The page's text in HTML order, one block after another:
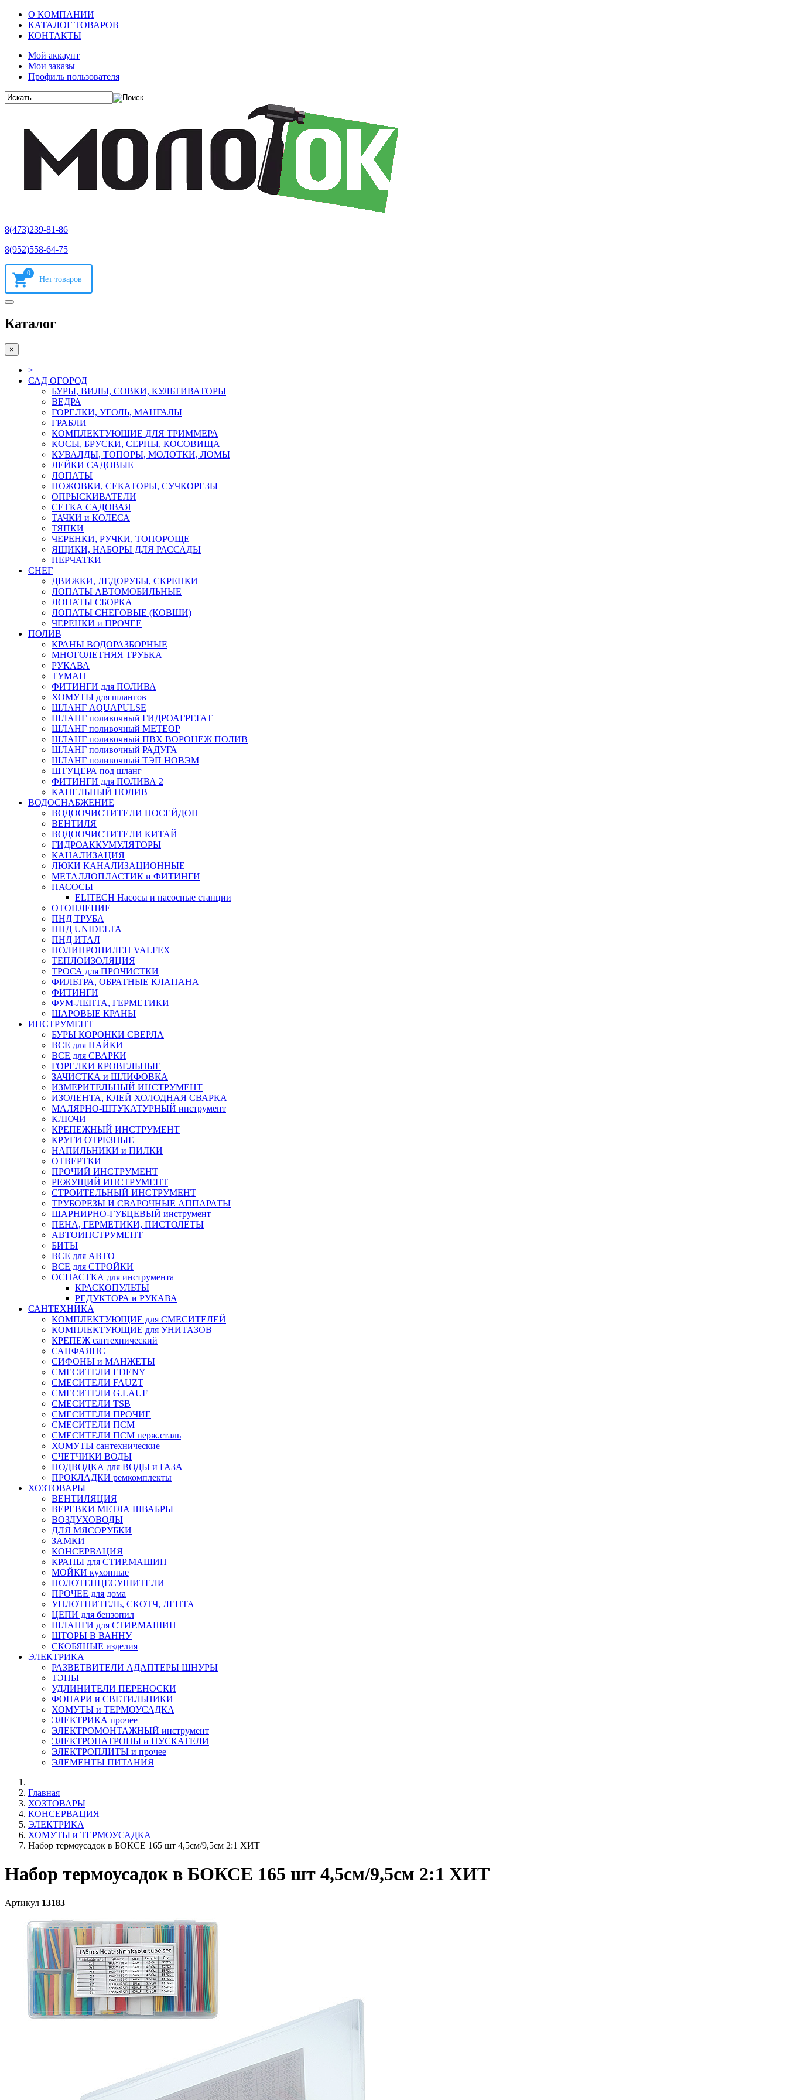
О КОМПАНИИ
КАТАЛОГ ТОВАРОВ
КОНТАКТЫ
Мой аккаунт
Мои заказы
Профиль пользователя
8(473)239-81-86
8(952)558-64-75
0
Каталог
×
>
САД ОГОРОД
БУРЫ, ВИЛЫ, СОВКИ, КУЛЬТИВАТОРЫ
ВЕДРА
ГОРЕЛКИ, УГОЛЬ, МАНГАЛЫ
ГРАБЛИ
КОМПЛЕКТУЮШИЕ ДЛЯ ТРИММЕРА
КОСЫ, БРУСКИ, СЕРПЫ, КОСОВИЩА
КУВАЛДЫ, ТОПОРЫ, МОЛОТКИ, ЛОМЫ
ЛЕЙКИ САДОВЫЕ
ЛОПАТЫ
НОЖОВКИ, СЕКАТОРЫ, СУЧКОРЕЗЫ
ОПРЫСКИВАТЕЛИ
СЕТКА САДОВАЯ
ТАЧКИ и КОЛЕСА
ТЯПКИ
ЧЕРЕНКИ, РУЧКИ, ТОПОРОЩЕ
ЯЩИКИ, НАБОРЫ ДЛЯ РАССАДЫ
ПЕРЧАТКИ
СНЕГ
ДВИЖКИ, ЛЕДОРУБЫ, СКРЕПКИ
ЛОПАТЫ АВТОМОБИЛЬНЫЕ
ЛОПАТЫ СБОРКА
ЛОПАТЫ СНЕГОВЫЕ (КОВШИ)
ЧЕРЕНКИ и ПРОЧЕЕ
ПОЛИВ
КРАНЫ ВОДОРАЗБОРНЫЕ
МНОГОЛЕТНЯЯ ТРУБКА
РУКАВА
ТУМАН
ФИТИНГИ для ПОЛИВА
ХОМУТЫ для шлангов
ШЛАНГ AQUAPULSE
ШЛАНГ поливочный ГИДРОАГРЕГАТ
ШЛАНГ поливочный МЕТЕОР
ШЛАНГ поливочный ПВХ ВОРОНЕЖ ПОЛИВ
ШЛАНГ поливочный РАДУГА
ШЛАНГ поливочный ТЭП НОВЭМ
ШТУЦЕРА под шланг
ФИТИНГИ для ПОЛИВА 2
КАПЕЛЬНЫЙ ПОЛИВ
ВОДОСНАБЖЕНИЕ
ВОДООЧИСТИТЕЛИ ПОСЕЙДОН
ВЕНТИЛЯ
ВОДООЧИСТИТЕЛИ КИТАЙ
ГИДРОАККУМУЛЯТОРЫ
КАНАЛИЗАЦИЯ
ЛЮКИ КАНАЛИЗАЦИОННЫЕ
МЕТАЛЛОПЛАСТИК и ФИТИНГИ
НАСОСЫ
ELITECH Насосы и насосные станции
ОТОПЛЕНИЕ
ПНД ТРУБА
ПНД UNIDELTA
ПНД ИТАЛ
ПОЛИПРОПИЛЕН VALFEX
ТЕПЛОИЗОЛЯЦИЯ
ТРОСА для ПРОЧИСТКИ
ФИЛЬТРА, ОБРАТНЫЕ КЛАПАНА
ФИТИНГИ
ФУМ-ЛЕНТА, ГЕРМЕТИКИ
ШАРОВЫЕ КРАНЫ
ИНСТРУМЕНТ
БУРЫ КОРОНКИ СВЕРЛА
ВСЕ для ПАЙКИ
ВСЕ для СВАРКИ
ГОРЕЛКИ КРОВЕЛЬНЫЕ
ЗАЧИСТКА и ШЛИФОВКА
ИЗМЕРИТЕЛЬНЫЙ ИНСТРУМЕНТ
ИЗОЛЕНТА, КЛЕЙ ХОЛОДНАЯ СВАРКА
МАЛЯРНО-ШТУКАТУРНЫЙ инструмент
КЛЮЧИ
КРЕПЕЖНЫЙ ИНСТРУМЕНТ
КРУГИ ОТРЕЗНЫЕ
НАПИЛЬНИКИ и ПИЛКИ
ОТВЕРТКИ
ПРОЧИЙ ИНСТРУМЕНТ
РЕЖУЩИЙ ИНСТРУМЕНТ
СТРОИТЕЛЬНЫЙ ИНСТРУМЕНТ
ТРУБОРЕЗЫ И СВАРОЧНЫЕ АППАРАТЫ
ШАРНИРНО-ГУБЦЕВЫЙ инструмент
ПЕНА, ГЕРМЕТИКИ, ПИСТОЛЕТЫ
АВТОИНСТРУМЕНТ
БИТЫ
ВСЕ для АВТО
ВСЕ для СТРОЙКИ
ОСНАСТКА для инструмента
КРАСКОПУЛЬТЫ
РЕДУКТОРА и РУКАВА
САНТЕХНИКА
КОМПЛЕКТУЮЩИЕ для СМЕСИТЕЛЕЙ
КОМПЛЕКТУЮЩИЕ для УНИТАЗОВ
КРЕПЕЖ сантехнический
САНФАЯНС
СИФОНЫ и МАНЖЕТЫ
СМЕСИТЕЛИ EDENY
СМЕСИТЕЛИ FAUZT
СМЕСИТЕЛИ G.LAUF
СМЕСИТЕЛИ TSB
СМЕСИТЕЛИ ПРОЧИЕ
СМЕСИТЕЛИ ПСМ
СМЕСИТЕЛИ ПСМ нерж.сталь
ХОМУТЫ сантехнические
СЧЕТЧИКИ ВОДЫ
ПОДВОДКА для ВОДЫ и ГАЗА
ПРОКЛАДКИ ремкомплекты
ХОЗТОВАРЫ
ВЕНТИЛЯЦИЯ
ВЕРЕВКИ МЕТЛА ШВАБРЫ
ВОЗДУХОВОДЫ
ДЛЯ МЯСОРУБКИ
ЗАМКИ
КОНСЕРВАЦИЯ
КРАНЫ для СТИР.МАШИН
МОЙКИ кухонные
ПОЛОТЕНЦЕСУШИТЕЛИ
ПРОЧЕЕ для дома
УПЛОТНИТЕЛЬ, СКОТЧ, ЛЕНТА
ЦЕПИ для бензопил
ШЛАНГИ для СТИР.МАШИН
ШТОРЫ В ВАННУ
СКОБЯНЫЕ изделия
ЭЛЕКТРИКА
РАЗВЕТВИТЕЛИ АДАПТЕРЫ ШНУРЫ
ТЭНЫ
УДЛИНИТЕЛИ ПЕРЕНОСКИ
ФОНАРИ и СВЕТИЛЬНИКИ
ХОМУТЫ и ТЕРМОУСАДКА
ЭЛЕКТРИКА прочее
ЭЛЕКТРОМОНТАЖНЫЙ инструмент
ЭЛЕКТРОПАТРОНЫ и ПУСКАТЕЛИ
ЭЛЕКТРОПЛИТЫ и прочее
ЭЛЕМЕНТЫ ПИТАНИЯ
Главная
ХОЗТОВАРЫ
КОНСЕРВАЦИЯ
ЭЛЕКТРИКА
ХОМУТЫ и ТЕРМОУСАДКА
Набор термоусадок в БОКСЕ 165 шт 4,5см/9,5см 2:1 ХИТ
Набор термоусадок в БОКСЕ 165 шт 4,5см/9,5см 2:1 ХИТ
Артикул 13183